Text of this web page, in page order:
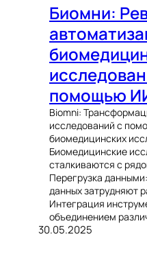
Биомни:
помощью
Biomni:
исследований с
биомедицинских
Биомедицинские
сталкиваются с
Перегрузка
данных затрудняют
Интеграция
объединением
30.05.2025